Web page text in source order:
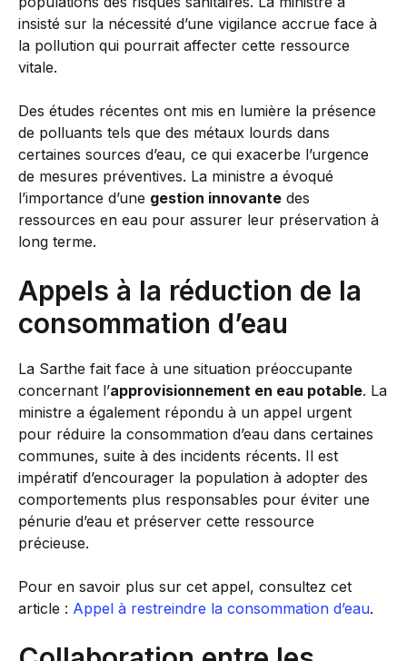
insisté sur la nécessité d’une vigilance accrue face à
la pollution qui pourrait affecter cette ressource
vitale.
Des études récentes ont mis en lumière la présence
de polluants tels que des métaux lourds dans
certaines sources d’eau, ce qui exacerbe l’urgence
de mesures préventives. La ministre a évoqué
l’importance d’une gestion innovante des
ressources en eau pour assurer leur préservation à
long terme.
Appels à la réduction de la
consommation d’eau
La Sarthe fait face à une situation préoccupante
concernant l’approvisionnement en eau potable. La
ministre a également répondu à un appel urgent
pour réduire la consommation d’eau dans certaines
communes, suite à des incidents récents. Il est
impératif d’encourager la population à adopter des
comportements plus responsables pour éviter une
pénurie d’eau et préserver cette ressource
précieuse.
Pour en savoir plus sur cet appel, consultez cet
article : Appel à restreindre la consommation d’eau.